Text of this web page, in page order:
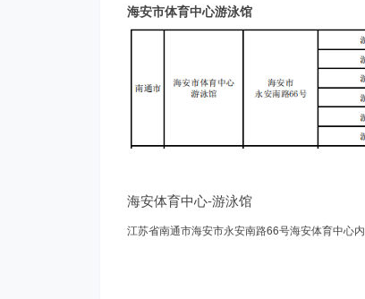
海安市体育中心游泳馆
海安体育中心-游泳馆
江苏省南通市海安市永安南路66号海安体育中心内